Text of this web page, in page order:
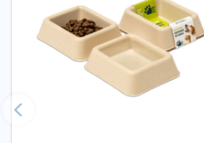
Ankstesnis